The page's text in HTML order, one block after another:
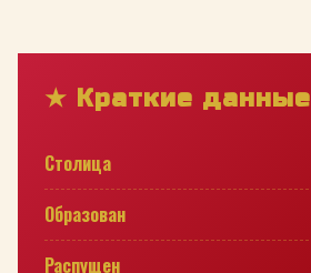
★ Краткие данные
Столица
Образован
Распущен